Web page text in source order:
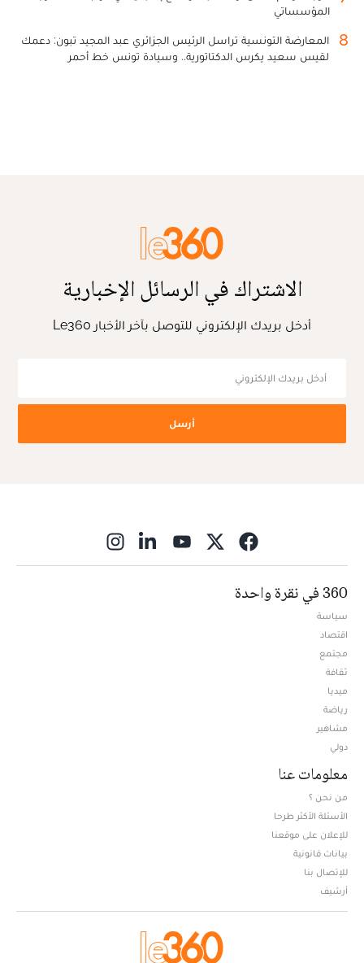
المؤسساتي
8
المعارضة التونسية تراسل الرئيس الجزائري عبد المجيد تبون: دعمك
لقيس سعيد يكرس الدكتاتورية.. وسيادة تونس خط أحمر
الاشتراك في الرسائل الإخبارية
أدخل بريدك الإلكتروني للتوصل بآخر الأخبار Le360
أرسل
360 في نقرة واحدة
سياسة
اقتصاد
مجتمع
ثقافة
ميديا
رياضة
مشاهير
دولي
معلومات عنا
من نحن ؟
الأسئلة الأكثر طرحا
للإعلان على موقعنا
بيانات قانونية
للإتصال بنا
أرشيف